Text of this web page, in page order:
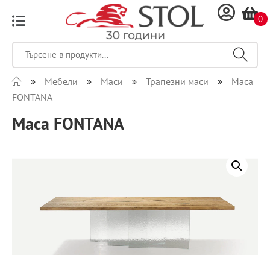
0
Мебели Маси Трапезни маси
Маса
FONTANA
Маса FONTANA